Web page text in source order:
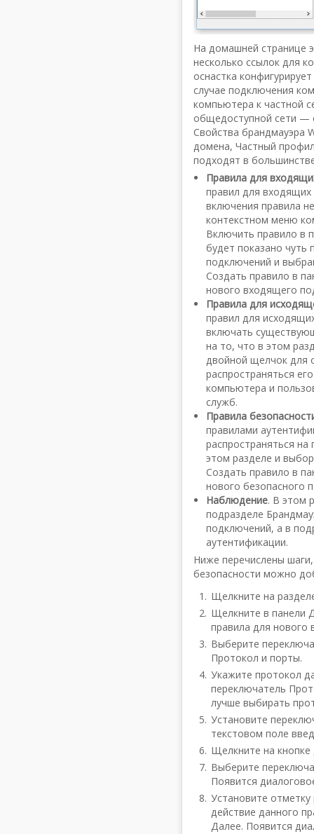
На домашней странице
несколько ссылок для
оснастка
случае подключения
компьютера к частной
общедоступной сети —
Свойства брандмауэра
домена, Частный
подходят в
Правила для
правил для
включения правила
контекстном меню
Включить правило в
будет показано
подключений и
Создать правило в
нового входящего
Правила для
правил для
включать
на то, что в этом
двойной щелчок для
распространяться
компьютера и
служб.
Правила
правилами
распространяться
этом разделе и
Создать правило в
нового безопасного
Наблюдение. В этом
подразделе
подключений, а в
аутентификации.
Ниже перечислены
безопасности можно
Щелкните на
Щелкните в панели
правила для
Выберите
Протокол и порты.
Укажите протокол
переключатель
лучше выбирать
Установите
текстовом поле
Щелкните на
Выберите
Появится
Установите
действие данного
Далее. Появится